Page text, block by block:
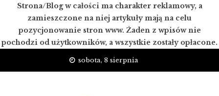
Strona/Blog w całości ma charakter reklamowy, a
zamieszczone na niej artykuły mają na celu
pozycjonowanie stron www. Żaden z wpisów nie
pochodzi od użytkowników, a wszystkie zostały opłacone.
sobota, 8 sierpnia